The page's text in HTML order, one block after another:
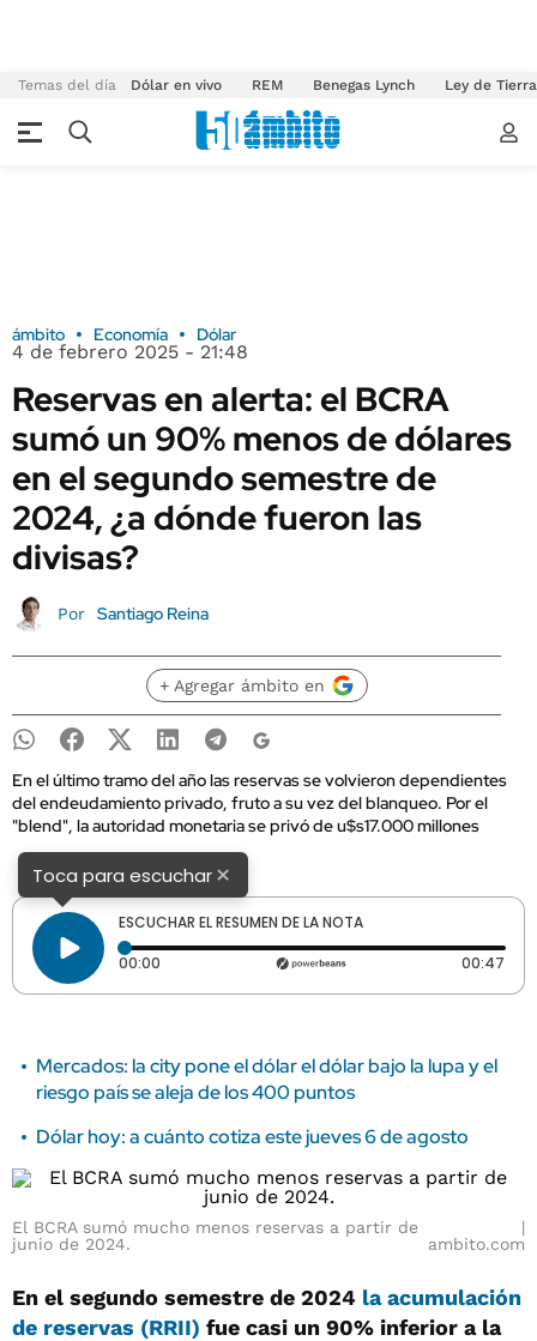
Temas del día Dólar en vivo REM Benegas Lynch Ley de
ámbito Economía Dólar
4 de febrero 2025 - 21:48
Reservas en alerta: el BCRA
sumó un 90% menos de dólares
en el segundo semestre de
2024, ¿a dónde fueron las
divisas?
Por Santiago Reina
+ Agregar ámbito en
En el último tramo del año las reservas se volvieron dependientes
del endeudamiento privado, fruto a su vez del blanqueo. Por el
"blend", la autoridad monetaria se privó de u$s17.000 millones
Toca para escuchar×
ESCUCHAR EL RESUMEN DE LA NOTA
00:00 Tiempo transcurrido: 0 segundos 00:47
Mercados: la city pone el dólar el dólar bajo la lupa y el
riesgo país se aleja de los 400 puntos
Dólar hoy: a cuánto cotiza este jueves 6 de agosto
El BCRA sumó mucho menos reservas a partir de
junio de 2024.
ambito.com
En el segundo semestre de 2024 la acumulación
de reservas (RRII) fue casi un 90% inferior a la